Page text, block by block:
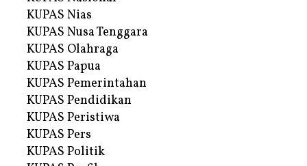
KUPAS Nias
KUPAS Nusa Tenggara
KUPAS Olahraga
KUPAS Papua
KUPAS Pemerintahan
KUPAS Pendidikan
KUPAS Peristiwa
KUPAS Pers
KUPAS Politik